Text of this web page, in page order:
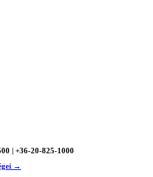
| +36-20-825-1000
→